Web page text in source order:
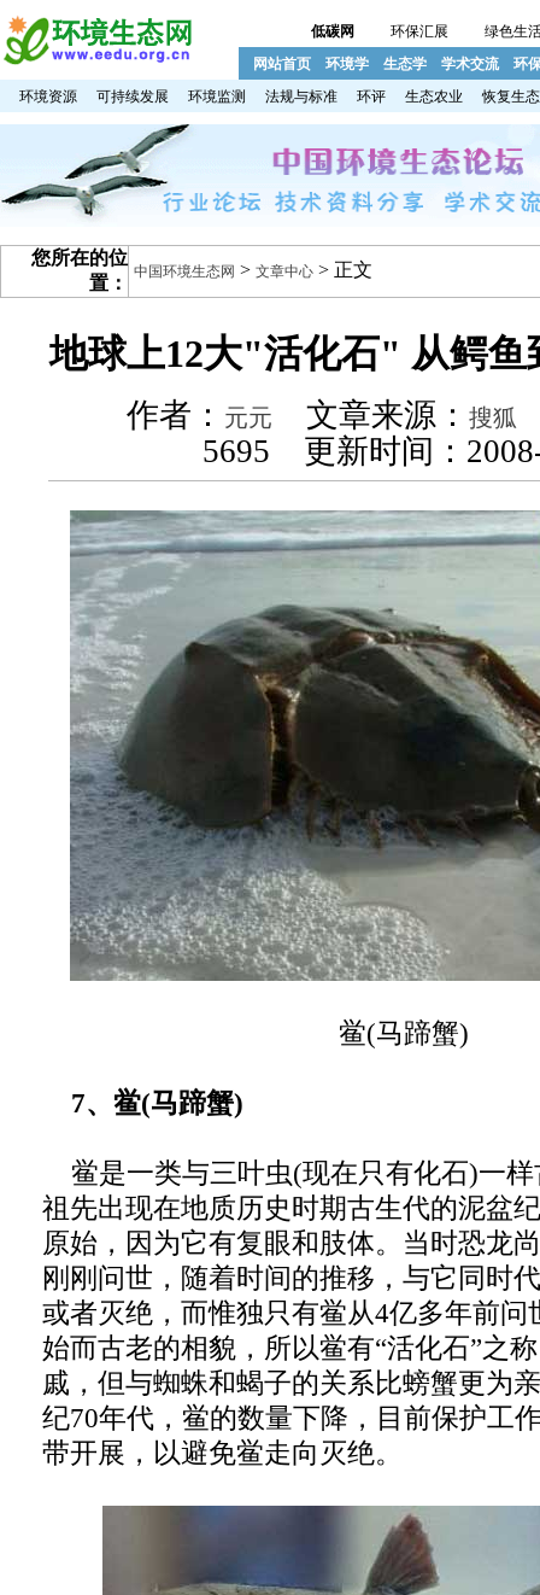
低碳网 环保汇展
绿色生
网站首页
环境学 生态学 学术交流
环
环境资源
可持续发展 环境监测 法规与标准 环评 生态农业 恢复生态
您所在的位
置：
中国环境生态网 > 文章中心 > 正文
地球上12大"活化石" 从鳄鱼
作者： 元元 文章来源： 搜狐
5695 更新时间：
鲎(马蹄蟹)
7、鲎(马蹄蟹)
鲎是一类与三叶虫(现在只有化石)一
祖先出现在地质历史时期古生代的泥盆
原始，因为它有复眼和肢体。当时恐龙
刚刚问世，随着时间的推移，与它同时
或者灭绝，而惟独只有鲎从4亿多年前问
始而古老的相貌，所以鲎有“活化石”之
戚，但与蜘蛛和蝎子的关系比螃蟹更为
纪70年代，鲎的数量下降，目前保护工
带开展，以避免鲎走向灭绝。